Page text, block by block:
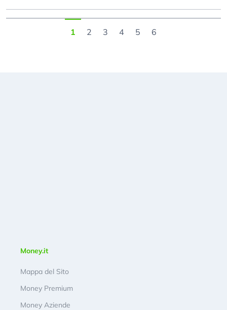
1 2 3 4 5 6
Money.it
Mappa del Sito
Money Premium
Money Aziende